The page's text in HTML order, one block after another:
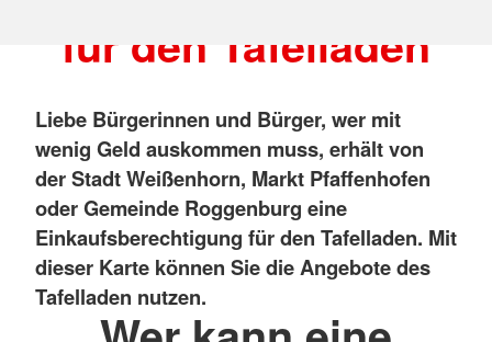
für den Tafelladen
Liebe Bürgerinnen und Bürger, wer mit
wenig Geld auskommen muss, erhält von
der Stadt Weißenhorn, Markt Pfaffenhofen
oder Gemeinde Roggenburg eine
Einkaufsberechtigung für den Tafelladen. Mit
dieser Karte können Sie die Angebote des
Tafelladen nutzen.